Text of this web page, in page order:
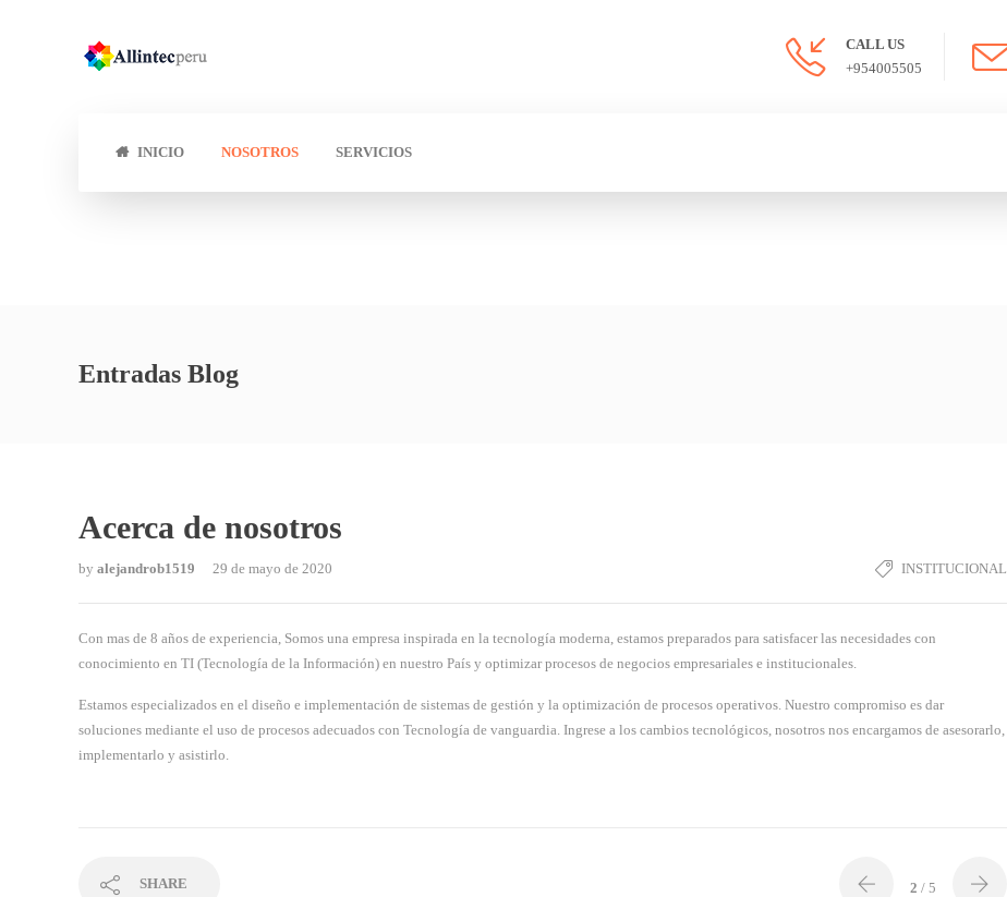
CALL US
+954005505
INICIO NOSOTROS SERVICIOS
Entradas Blog
Acerca de nosotros
by alejandrob1519 29 de mayo de 2020 INSTITUCIONAL
Con mas de 8 años de experiencia, Somos una empresa inspirada en la tecnología moderna, estamos preparados para satisfacer las necesidades con
conocimiento en TI (Tecnología de la Información) en nuestro País y optimizar procesos de negocios empresariales e institucionales.
Estamos especializados en el diseño e implementación de sistemas de gestión y la optimización de procesos operativos. Nuestro compromiso es dar
soluciones mediante el uso de procesos adecuados con Tecnología de vanguardia. Ingrese a los cambios tecnológicos, nosotros nos encargamos de asesorarlo,
implementarlo y asistirlo.
SHARE 2 / 5